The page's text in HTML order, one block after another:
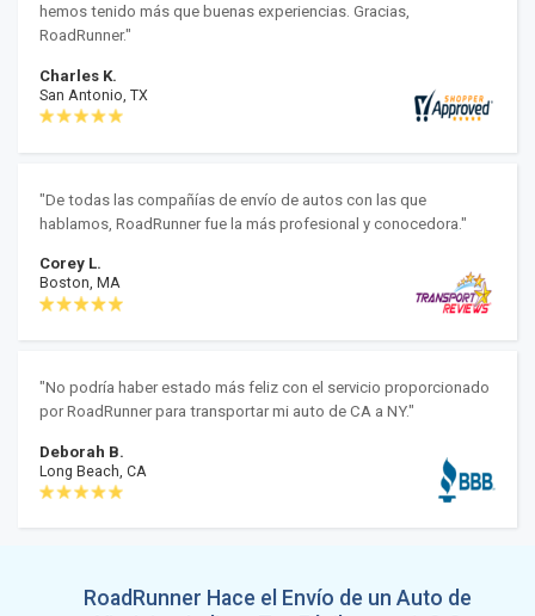
hemos tenido más que buenas experiencias. Gracias,
RoadRunner."
Charles K.
San Antonio, TX
"De todas las compañías de envío de autos con las que
hablamos, RoadRunner fue la más profesional y conocedora."
Corey L.
Boston, MA
"No podría haber estado más feliz con el servicio proporcionado
por RoadRunner para transportar mi auto de CA a NY."
Deborah B.
Long Beach, CA
RoadRunner Hace el Envío de un Auto de